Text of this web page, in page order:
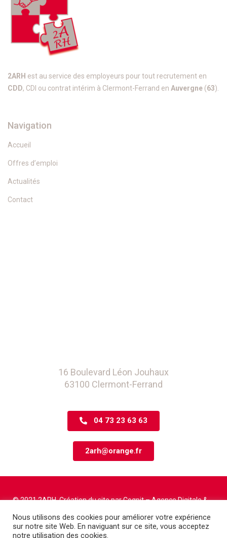
2ARH est au service des employeurs pour tout recrutement en
CDD, CDI ou contrat intérim à Clermont-Ferrand en Auvergne (63).
Navigation
Accueil
Offres d’emploi
Actualités
Contact
16 Boulevard Léon Jouhaux
63100 Clermont-Ferrand
04 73 23 63 63
2arh@orange.fr
© 2021 2ARH. Création du site parCoqpit – Agence Digitale&
Nous utilisons des cookies pour améliorer votre expérience
sur notre site Web. En naviguant sur ce site, vous acceptez
notre utilisation des cookies.